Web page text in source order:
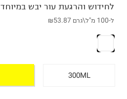
לחידוש והרגעת עור יבש במיוחד
₪53.87 ל-100 מ"ל\גרם
300ML